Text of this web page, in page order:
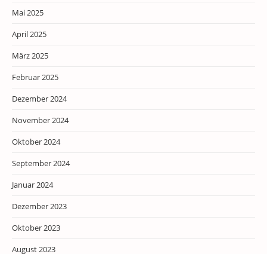
Mai 2025
April 2025
März 2025
Februar 2025
Dezember 2024
November 2024
Oktober 2024
September 2024
Januar 2024
Dezember 2023
Oktober 2023
August 2023